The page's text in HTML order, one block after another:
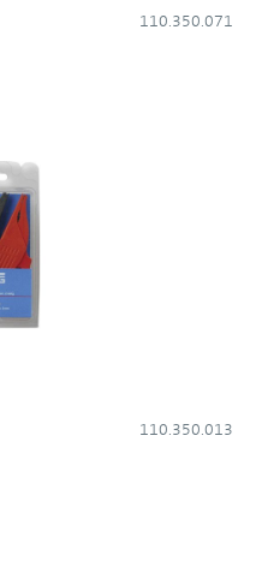
110.350.071
110.350.013